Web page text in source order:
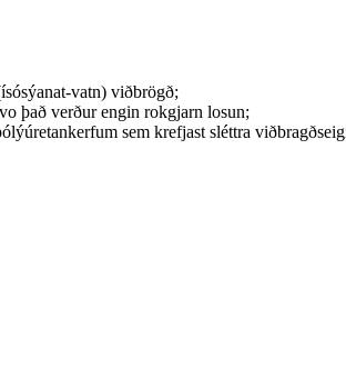
vatn) viðbrögð;
það verður engin rokgjarn losun;
sem krefjast sléttra